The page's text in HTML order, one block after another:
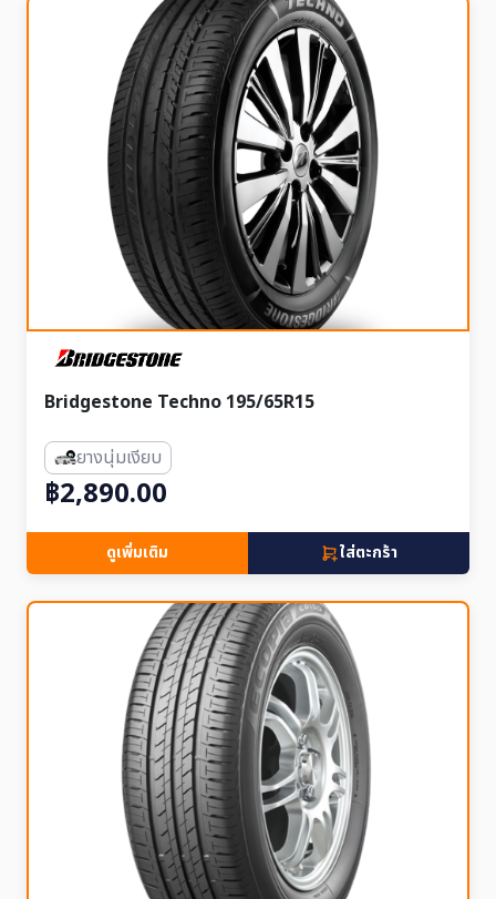
Bridgestone Techno 195/65R15
ยางนุ่มเงียบ
฿2,890.00
ดูเพิ่มเติม ใส่ตะกร้า